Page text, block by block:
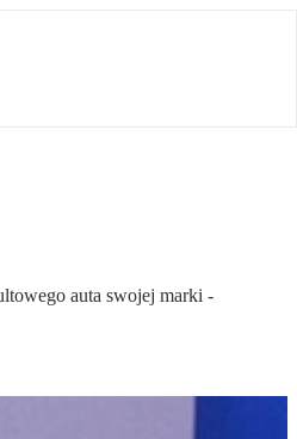
auta swojej marki -